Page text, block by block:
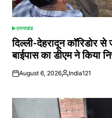
POSTED
IN
उत्तराखंड
दिल्ली-देहरादून कॉरिडोर
बाईपास का डीएम ने किया
August 6, 2026Posted
India121